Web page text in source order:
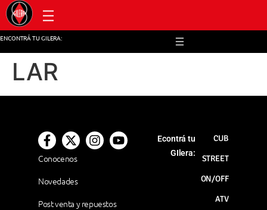
ENCONTRÁ TU GILERA:
LAR
Conocenos
Novedades
Post venta y repuestos
Econtrá tu
GIlera:
CUB
STREET
ON/OFF
ATV